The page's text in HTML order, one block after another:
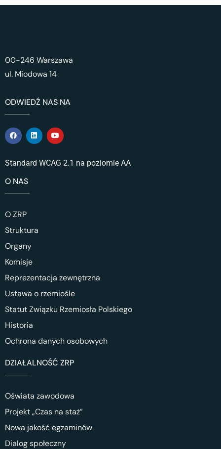
00-246 Warszawa
ul. Miodowa 14
ODWIEDŹ NAS NA
Standard WCAG 2.1 na poziomie AA
O NAS
O ZRP
Struktura
Organy
Komisje
Reprezentacja zewnętrzna
Ustawa o rzemiośle
Statut Związku Rzemiosła Polskiego
Historia
Ochrona danych osobowych
DZIAŁALNOŚĆ ZRP
Oświata zawodowa
Projekt „Czas na staż”
Nowa jakość egzaminów
Dialog społeczny